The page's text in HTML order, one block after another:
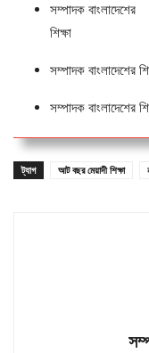
সম্পাদক বাংলাদেশের
শিক্ষা
সম্পাদক বাংলাদেশের
সম্পাদক বাংলাদেশের
ট্যাগ আট বছর মেয়াদী শিক্ষা